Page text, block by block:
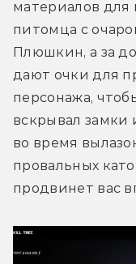
материалов для
питомца с
Плюшкин, а за
дают очки для
персонажа,
вскрывал
во время
провальных
продвинет вас